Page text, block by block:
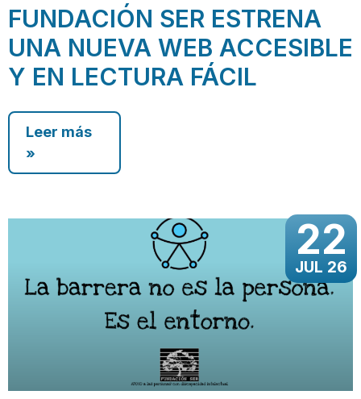
FUNDACIÓN SER ESTRENA
UNA NUEVA WEB ACCESIBLE
Y EN LECTURA FÁCIL
Leer más
»
22
JUL 26